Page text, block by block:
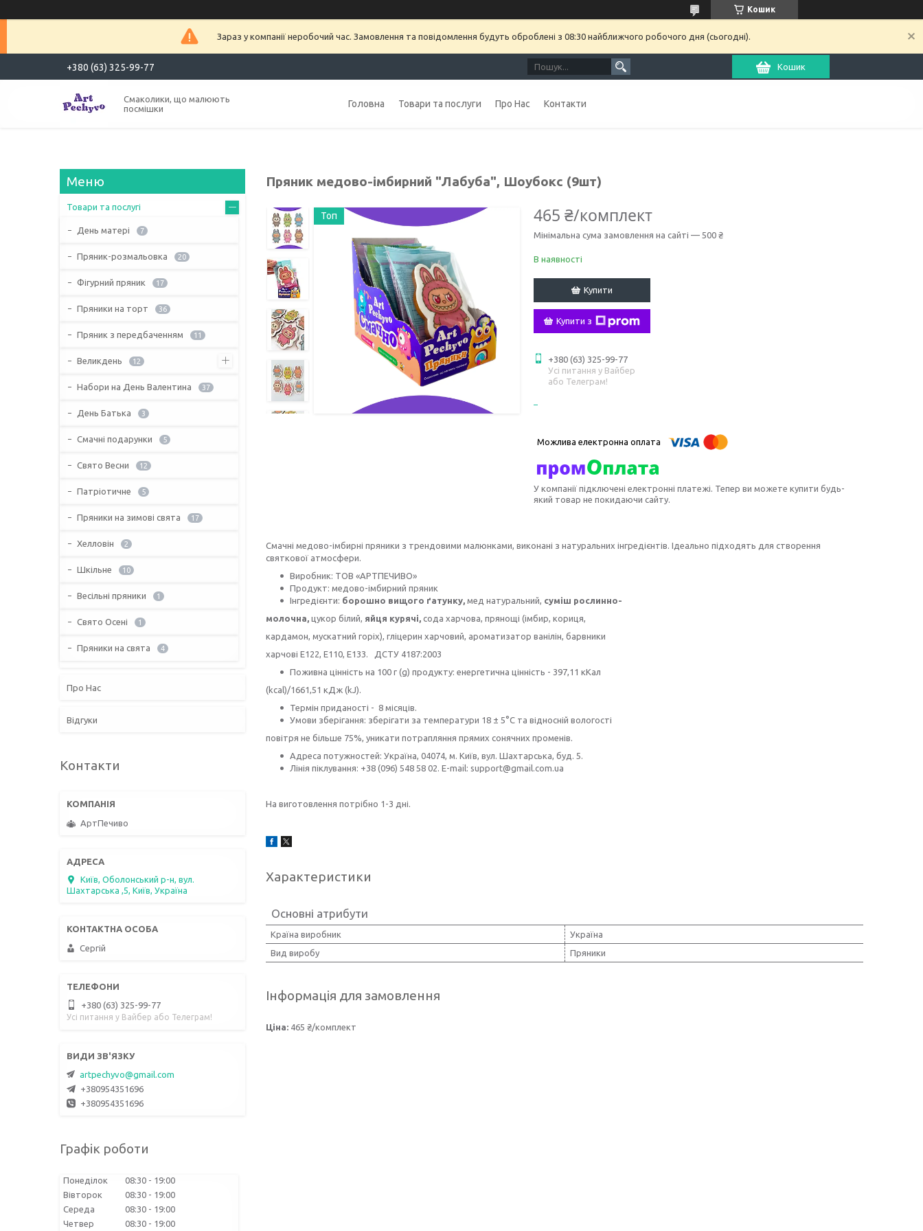
Кошик
Зараз у компанії неробочий час. Замовлення та повідомлення будуть оброблені з 08:30 найближчого робочого дня (сьогодні).
+380 (63) 325-99-77 Кошик
Смаколики, що малюють
посмішки
Головна Товари та послуги Про Нас Контакти
Пряник медово-імбирний "Лабуба", Шоубокс (9шт)
Топ 465 ₴/комплект
Мінімальна сума замовлення на сайті — 500 ₴
В наявності
Купити
Купити з
+380 (63) 325-99-77
Усі питання у Вайбер
або Телеграм!
У компанії підключені електронні платежі. Тепер ви можете купити будь-
який товар не покидаючи сайту.
Смачні медово-імбирні пряники з трендовими малюнками, виконані з натуральних інгредієнтів. Ідеально підходять для створення
святкової атмосфери.
Виробник: ТОВ «АРТПЕЧИВО»
Продукт: медово-імбирний пряник
Інгредієнти: борошно вищого ґатунку, мед натуральний, суміш рослинно-
молочна, цукор білий, яйця курячі, сода харчова, прянощі (імбир, кориця,
кардамон, мускатний горіх), гліцерин харчовий, ароматизатор ванілін, барвники
харчові Е122, E110, E133. ДСТУ 4187:2003
Поживна цінність на 100 г (g) продукту: енергетична цінність - 397,11 кКал
(kcal)/1661,51 кДж (kJ).
Термін приданості - 8 місяців.
Умови зберігання: зберігати за температури 18 ± 5°C та відносній вологості
повітря не більше 75%, уникати потрапляння прямих сонячних променів.
Адреса потужностей: Україна, 04074, м. Київ, вул. Шахтарська, буд. 5.
Лінія піклування: +38 (096) 548 58 02. E-mail: support@gmail.com.ua
На виготовлення потрібно 1-3 дні.
Характеристики
Основні атрибути
Країна виробник
Україна
Вид виробу
Пряники
Інформація для замовлення
Ціна: 465 ₴/комплект
Товари та послугі
День матері 7
Пряник-розмальовка 20
Фігурний пряник 17
Пряники на торт 36
Пряник з передбаченням 11
Великдень 12
Набори на День Валентина 37
День Батька 3
Смачні подарунки 5
Свято Весни 12
Патріотичне 5
Пряники на зимові свята 17
Хелловін 2
Шкільне 10
Весільні пряники 1
Свято Осені 1
Пряники на свята 4
Про Нас
Відгуки
Контакти
АртПечиво
Київ, Оболонський р-н, вул.
Шахтарська ,5, Київ, Україна
Сергій
+380 (63) 325-99-77
Усі питання у Вайбер або Телеграм!
artpechyvo@gmail.com
+380954351696
+380954351696
Графік роботи
Понеділок 08:30
19:00
Вівторок
08:30
19:00
Середа
08:30
19:00
Четвер
08:30 19:00